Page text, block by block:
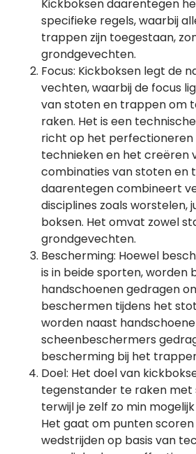
Kickboksen daarentegen
specifieke regels, waarbij
trappen zijn toegestaan,
grondgevechten.
Focus: Kickboksen legt de
vechten, waarbij de focus
van stoten en trappen om
raken. Het is een
richt op het perfectioneren
technieken en het creëren
combinaties van stoten en
daarentegen combineert
disciplines zoals worstelen,
boksen. Het omvat zowel
grondgevechten.
Bescherming: Hoewel
is in beide sporten, worden
handschoenen gedragen
beschermen tijdens het
worden naast
scheenbeschermers
bescherming bij het
Doel: Het doel van
tegenstander te raken
terwijl je zelf zo min
Het gaat om punten
wedstrijden op basis van